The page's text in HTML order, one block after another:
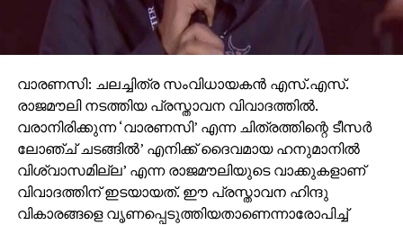
വാരണസി: ചലച്ചിത്ര സംവിധായകന്‍ എസ്.എസ്.
രാജമൗലി നടത്തിയ പ്രസ്താവന വിവാദത്തില്‍.
വരാനിരിക്കുന്ന ‘വാരണസി’ എന്ന ചിത്രത്തിന്റെ ടീസര്‍
ലോഞ്ച് ചടങ്ങില്‍’ എനിക്ക് ദൈവമായ ഹനുമാനില്‍
വിശ്വാസമില്ല’ എന്ന രാജമൗലിയുടെ വാക്കുകളാണ്
വിവാദത്തിന് ഇടയായത്. ഈ പ്രസ്താവന ഹിന്ദു
വികാരങ്ങളെ വൃണപ്പെടുത്തിയതാണെന്നാരോപിച്ച്